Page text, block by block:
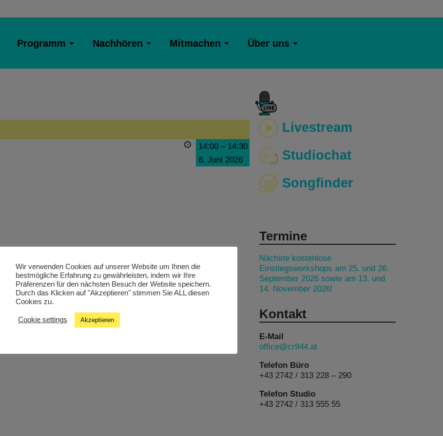
Programm Nachhören Mitmachen Über uns
14:00 – 14:30
6. Juni 2026
Livestream
Studiochat
Songfinder
Termine
Nächste kostenlose
Einstiegsworkshops am 25. und 26.
September 2026 sowie am 13. und
14. November 2026!
Kontakt
E-Mail
office@cr944.at
Telefon Büro
+43 2742 / 313 228 – 290
Telefon Studio
+43 2742 / 313 555 55
Wir verwenden Cookies auf unserer Website um Ihnen die
bestmögliche Erfahrung zu gewährleisten, indem wir Ihre
Präferenzen für den nächsten Besuch der Website speichern.
Durch das Klicken auf "Akzeptieren" stimmen Sie ALL diesen
Cookies zu.
Cookie settings Akzeptieren